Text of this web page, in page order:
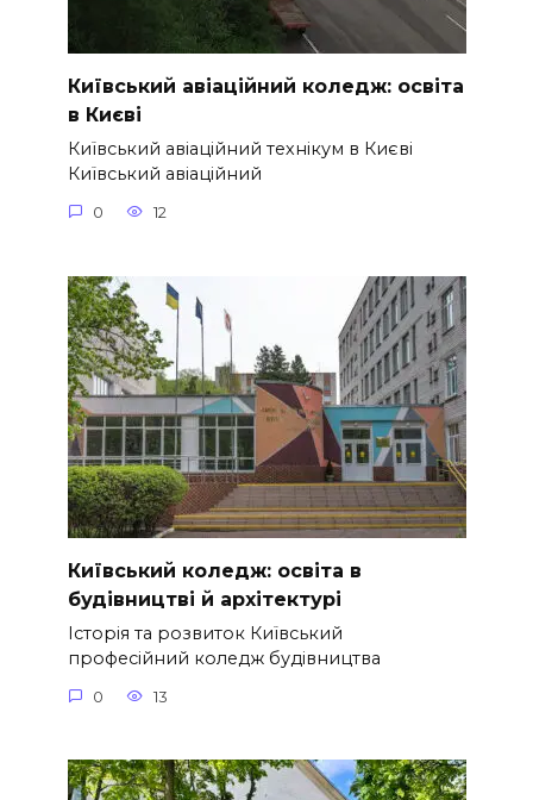
Київський авіаційний коледж: освіта
в Києві
Київський авіаційний технікум в Києві
Київський авіаційний
0 12
Київський коледж: освіта в
будівництві й архітектурі
Історія та розвиток Київський
професійний коледж будівництва
0 13